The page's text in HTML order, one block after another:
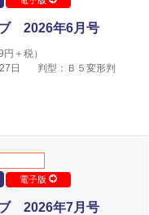
2026年6月号
円＋税）
日
判型：Ｂ５変形判
電子版
2026年7月号